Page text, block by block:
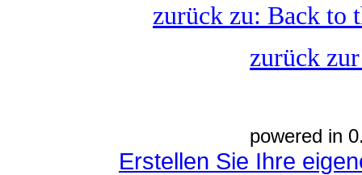
zurück zu: Back to
zurück
powered in
Erstellen Sie Ihre